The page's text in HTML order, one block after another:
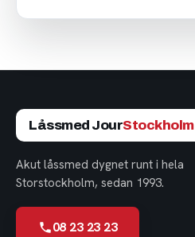
Låssmed JourStockholm
Akut låssmed dygnet runt i hela
Storstockholm, sedan 1993.
08 23 23 23